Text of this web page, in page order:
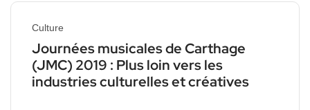
Culture
Journées musicales de Carthage
(JMC) 2019 : Plus loin vers les
industries culturelles et créatives